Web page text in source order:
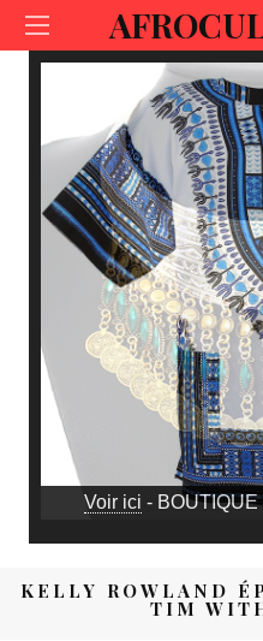
Voir ici -
KELLY ROWLAND
TIM